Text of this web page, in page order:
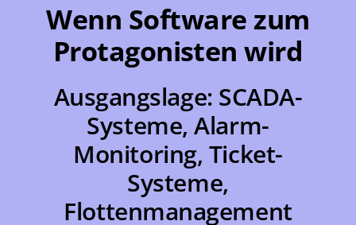
Wenn Software zum
Protagonisten wird
Ausgangslage: SCADA-
Systeme, Alarm-
Monitoring, Ticket-
Systeme,
Flottenmanagement